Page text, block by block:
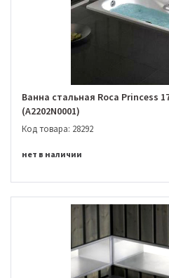
Ванна стальная Roca Princess
(A2202N0001)
Код товара: 28292
нет в наличии